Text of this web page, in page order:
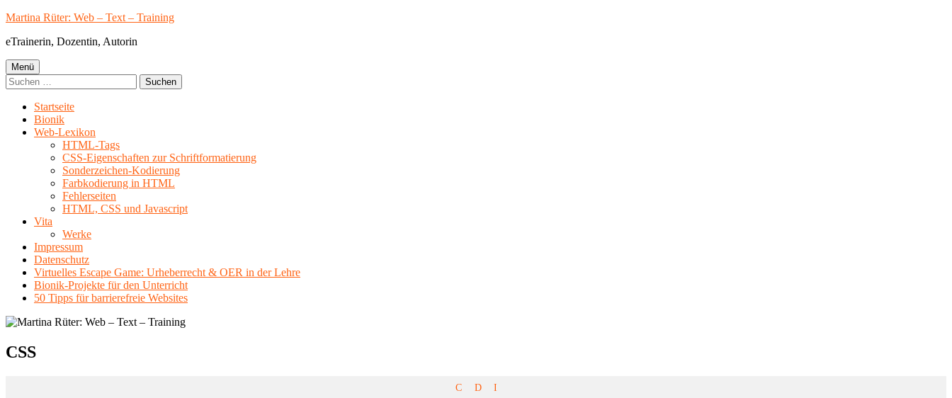
Springe
Inhalt
Martina Rüter: Web – Text – Training
eTrainerin, Dozentin, Autorin
Primäres
Menü
Menü
Suchen
nach:
Startseite
Bionik
Web-Lexikon
HTML-Tags
CSS-Eigenschaften zur Schriftformatierung
Sonderzeichen-Kodierung
Farbkodierung in HTML
Fehlerseiten
HTML, CSS und Javascript
Vita
Werke
Impressum
Datenschutz
Virtuelles Escape Game: Urheberrecht & OER in der Lehre
Bionik-Projekte für den Unterricht
50 Tipps für barrierefreie Websites
Schlagwort:
CSS
C D I